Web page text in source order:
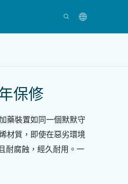
保修
藥裝置如同一個默默守
材質，即使在惡劣環境
耐腐蝕，經久耐用。一